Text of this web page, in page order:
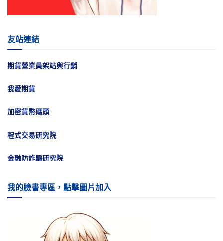
友站連結
期貨營業員架站與行銷
我愛期貨
加密貨幣碼頭
程式交易研究院
金融防詐騙研究院
我的臉書專區，點擊圖片加入